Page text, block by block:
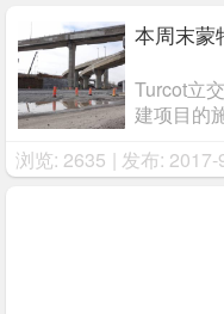
桥的 ...
本周末蒙
Turcot立
建项目的
中心的匝
浏览: 2635 | 发布: